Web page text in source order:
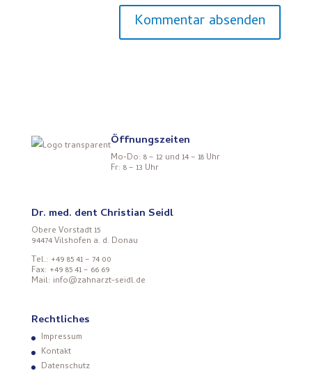
Öffnungszeiten
Mo-Do: 8 – 12 und 14 – 18 Uhr
Fr: 8 – 13 Uhr
Dr. med. dent Christian Seidl
Obere Vorstadt 15
94474 Vilshofen a. d. Donau
Tel.: +49 85 41 – 74 00
Fax: +49 85 41 – 66 69
Mail: info@zahnarzt-seidl.de
Rechtliches
Impressum
Kontakt
Datenschutz